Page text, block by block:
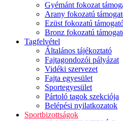
Gyémánt fokozat
Arany fokozatú
Ezüst fokozatú
Bronz fokozatú
Tagfelvétel
Általános tájékoztató
Fajtagondozói pályázat
Vidéki szervezet
Fajta egyesület
Sportegyesület
Pártoló tagok szekciója
Belépési nyilatkozatok
Sportbizottságok